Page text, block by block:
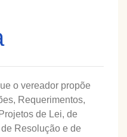
o vereador propõe
Requerimentos,
de Lei, de
Resolução e de